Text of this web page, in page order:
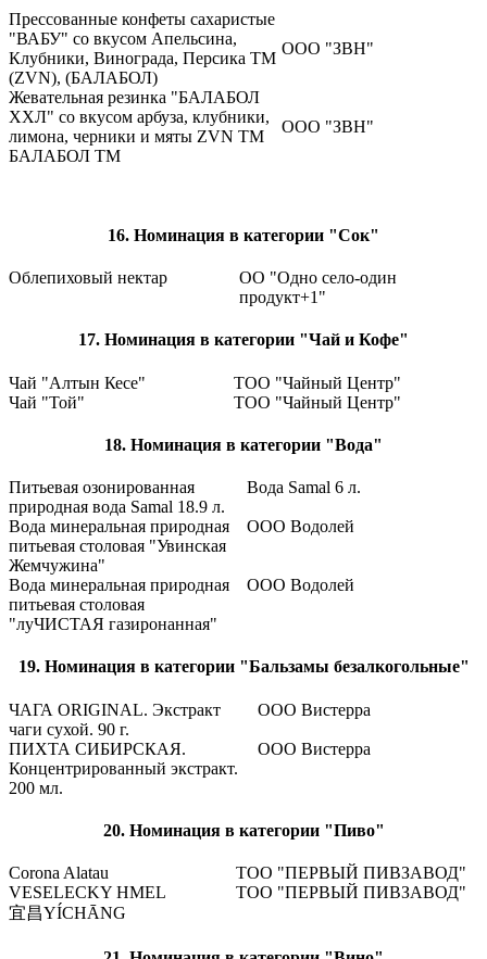
Прессованные конфеты сахаристые
"ВАБУ" со вкусом Апельсина,
Клубники, Винограда, Персика TM
(ZVN), (БАЛАБОЛ)
ООО "ЗВН"
Жевательная резинка "БАЛАБОЛ
ХХЛ" со вкусом арбуза, клубники,
лимона, черники и мяты ZVN TM
БАЛАБОЛ ТМ
ООО "ЗВН"
16. Номинация в категории "Сок"
Облепиховый нектар
ОО "Одно село-один
продукт+1"
17. Номинация в категории "Чай и Кофе"
Чай "Алтын Кесе"
ТОО "Чайный Центр"
Чай "Той"
ТОО "Чайный Центр"
18. Номинация в категории "Вода"
Питьевая озонированная
природная вода Samal 18.9 л.
Вода Samal 6 л.
Вода минеральная природная
питьевая столовая "Увинская
Жемчужина"
ООО Водолей
Вода минеральная природная
питьевая столовая
"луЧИСТАЯ газиронанная"
ООО Водолей
19. Номинация в категории "Бальзамы безалкогольные"
ЧАГА ORIGINAL. Экстракт
чаги сухой. 90 г.
ООО Вистерра
ПИХТА СИБИРСКАЯ.
Концентрированный экстракт.
200 мл.
ООО Вистерра
20. Номинация в категории "Пиво"
Corona Alatau
ТОО "ПЕРВЫЙ ПИВЗАВОД"
VESELECKY HMEL
ТОО "ПЕРВЫЙ ПИВЗАВОД"
宜昌YÍCHĀNG